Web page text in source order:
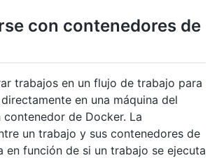
con contenedores de
trabajos en un flujo de trabajo para
en una máquina del
de Docker. La
un trabajo y sus contenedores de
en función de si un trabajo se ejecuta